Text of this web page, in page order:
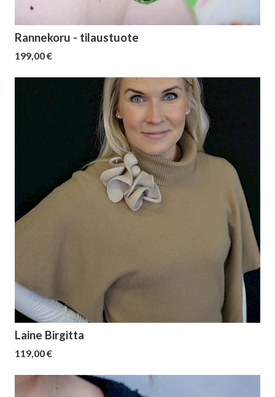
Rannekoru - tilaustuote
199,00 €
Laine Birgitta
119,00 €